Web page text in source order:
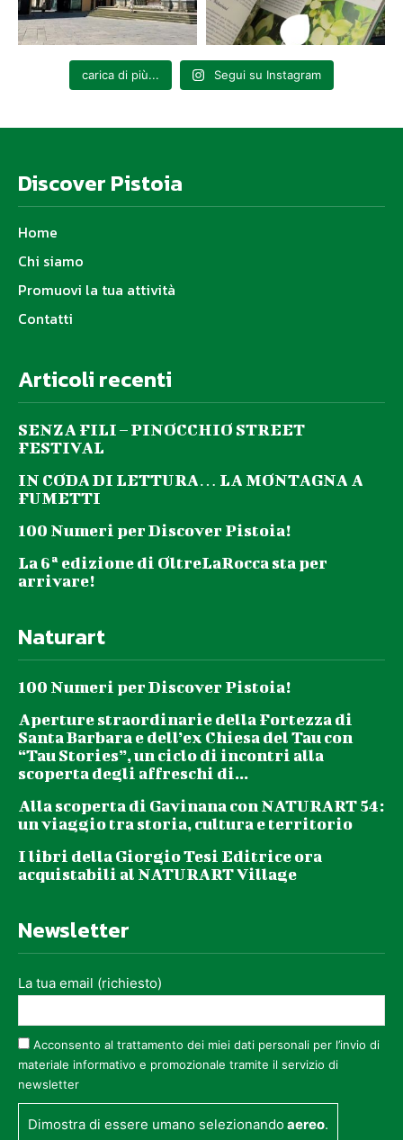
carica di più... Segui su Instagram
Discover Pistoia
Home
Chi siamo
Promuovi la tua attività
Contatti
Articoli recenti
SENZA FILI – PINOCCHIO STREET
FESTIVAL
IN CODA DI LETTURA… LA MONTAGNA A
FUMETTI
100 Numeri per Discover Pistoia!
La 6ª edizione di OltreLaRocca sta per
arrivare!
Naturart
100 Numeri per Discover Pistoia!
Aperture straordinarie della Fortezza di
Santa Barbara e dell’ex Chiesa del Tau con
“Tau Stories”, un ciclo di incontri alla
scoperta degli affreschi di...
Alla scoperta di Gavinana con NATURART 54:
un viaggio tra storia, cultura e territorio
I libri della Giorgio Tesi Editrice ora
acquistabili al NATURART Village
Newsletter
La tua email (richiesto)
Acconsento al trattamento dei miei dati personali per l’invio di
materiale informativo e promozionale tramite il servizio di
newsletter
Dimostra di essere umano selezionandoaereo.